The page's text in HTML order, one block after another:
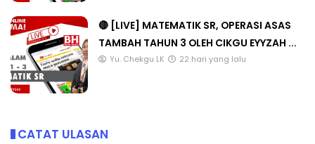
🔴 [LIVE] MATEMATIK SR, OPERASI ASAS
TAMBAH TAHUN 3 OLEH CIKGU EYYZAH ...
Yu. Chekgu LK 22 hari yang lalu
CATAT ULASAN